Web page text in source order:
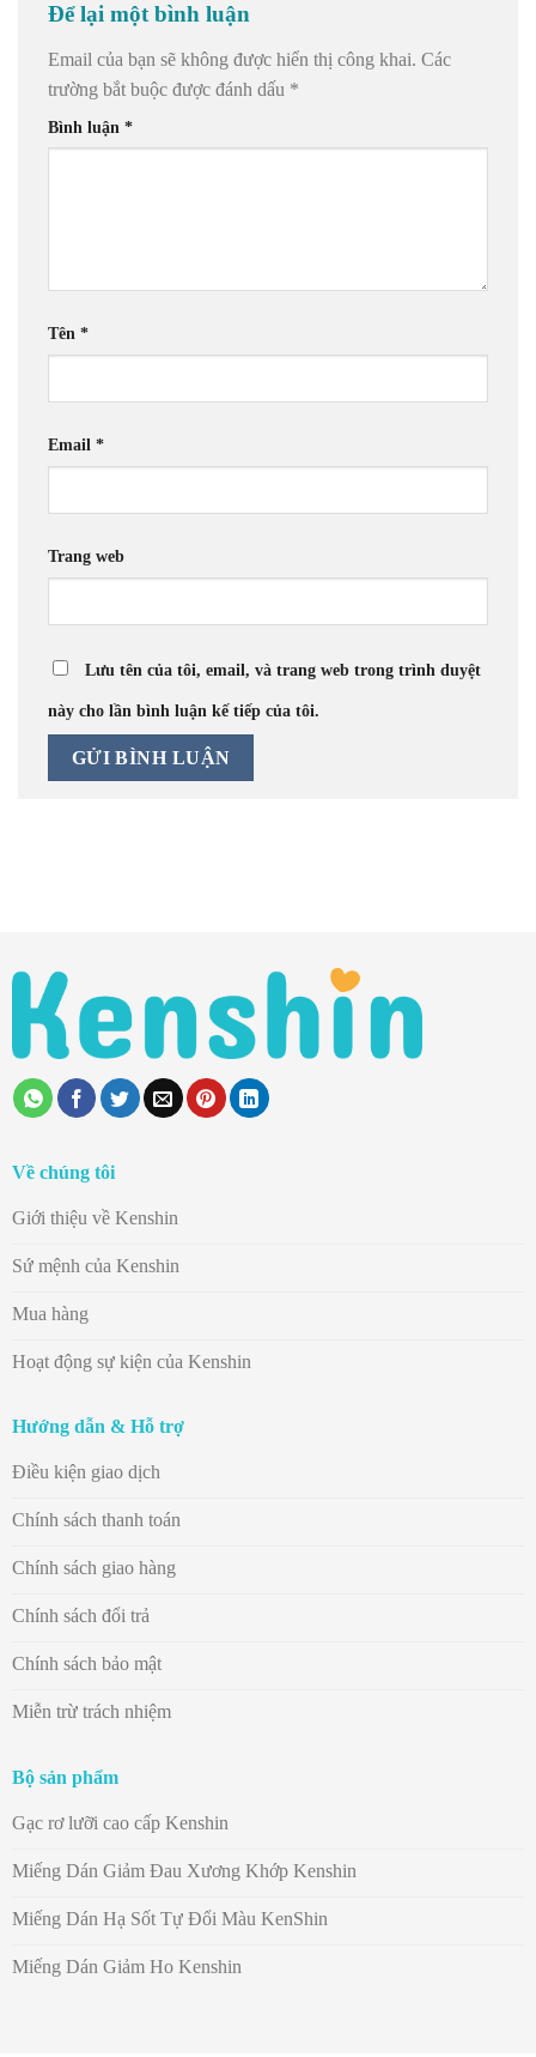
Để lại một bình luận
Email của bạn sẽ không được hiển thị công khai. Các
trường bắt buộc được đánh dấu *
Bình luận *
Tên *
Email *
Trang web
Lưu tên của tôi, email, và trang web trong trình duyệt
này cho lần bình luận kế tiếp của tôi.
Về chúng tôi
Giới thiệu về Kenshin
Sứ mệnh của Kenshin
Mua hàng
Hoạt động sự kiện của Kenshin
Hướng dẫn & Hỗ trợ
Điều kiện giao dịch
Chính sách thanh toán
Chính sách giao hàng
Chính sách đổi trả
Chính sách bảo mật
Miễn trừ trách nhiệm
Bộ sản phẩm
Gạc rơ lưỡi cao cấp Kenshin
Miếng Dán Giảm Đau Xương Khớp Kenshin
Miếng Dán Hạ Sốt Tự Đổi Màu KenShin
Miếng Dán Giảm Ho Kenshin